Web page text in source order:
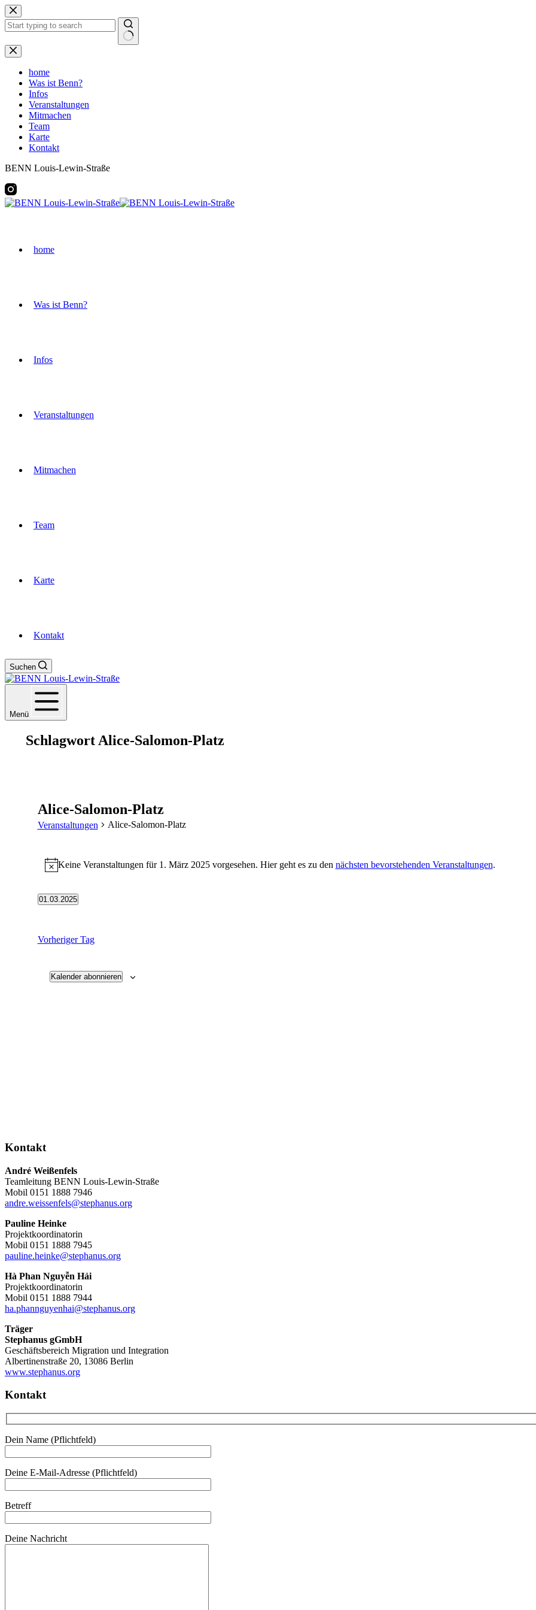
Zum
Inhalt
springen
Keine
Ergebnisse
home
Was ist Benn?
Infos
Veranstaltungen
Mitmachen
Team
Karte
Kontakt
BENN Louis-Lewin-Straße
home
Was ist Benn?
Infos
Veranstaltungen
Mitmachen
Team
Karte
Kontakt
Suchen
Menü
Schlagwort Alice-Salomon-Platz
Alice-Salomon-Platz
Veranstaltungen Alice-Salomon-Platz
für
März
Hinweis
Keine Veranstaltungen für 1. März 2025 vorgesehen. Hier geht es zu den nächsten bevorstehenden Veranstaltungen.
01.03.2025
Vorheriger Tag
Kalender abonnieren
Kontakt
André Weißenfels
Teamleitung BENN Louis-Lewin-Straße
Mobil 0151 1888 7946
andre.weissenfels@stephanus.org
Pauline Heinke
Projektkoordinatorin
Mobil 0151 1888 7945
pauline.heinke@stephanus.org
Hà Phan Nguyễn Hải
Projektkoordinatorin
Mobil 0151 1888 7944
ha.phannguyenhai@stephanus.org
Träger
Stephanus gGmbH
Geschäftsbereich Migration und Integration
Albertinenstraße 20, 13086 Berlin
www.stephanus.org
Kontakt
Dein Name (Pflichtfeld)
Deine E-Mail-Adresse (Pflichtfeld)
Betreff
Deine Nachricht